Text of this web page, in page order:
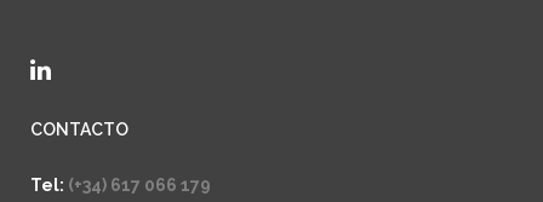
CONTACTO
Tel: (+34) 617 066 179